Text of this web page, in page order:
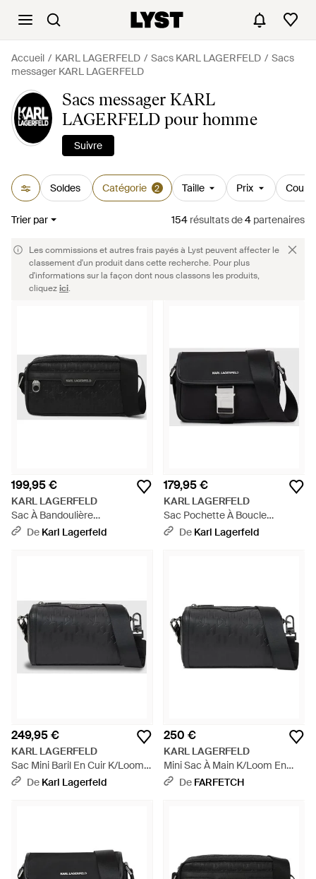
Accueil KARL LAGERFELD Sacs KARL LAGERFELD
Sacs
messager KARL LAGERFELD
Sacs messager KARL
LAGERFELD pour homme
Suivre
Soldes Catégorie 2 Taille Prix
Trier par 154 résultatsde4 partenaires
Les commissions et autres frais payés à Lyst peuvent affecter le
classement d'un produit dans cette recherche. Pour plus
d'informations sur la façon dont nous classons les produits,
cliquezici.
199,95 €
KARL LAGERFELD
Sac À Bandoulière
K/Monogram Perforé, Homme,
De Karl Lagerfeld
179,95 €
KARL LAGERFELD
Sac Pochette À Boucle
K/Nylon, Homme, Taille - Noir
De Karl Lagerfeld
249,95 €
KARL LAGERFELD
Sac Mini Baril En Cuir K/Loom,
Homme, Taille - Noir
De Karl Lagerfeld
250 €
KARL LAGERFELD
Mini Sac À Main K/Loom En
Cuir - Noir
De FARFETCH